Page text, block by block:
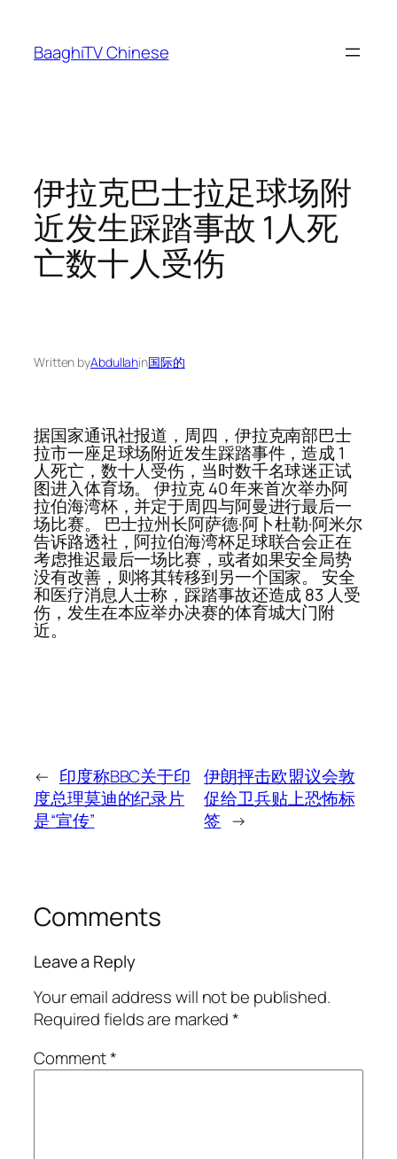
content
BaaghiTV Chinese
伊拉克巴士拉足球场附
近发生踩踏事故 1人死
亡数十人受伤
Written byAbdullahin国际的
据国家通讯社报道，周四，伊拉克南部巴士
拉市一座足球场附近发生踩踏事件，造成 1
人死亡，数十人受伤，当时数千名球迷正试
图进入体育场。 伊拉克 40 年来首次举办阿
拉伯海湾杯，并定于周四与阿曼进行最后一
场比赛。 巴士拉州长阿萨德·阿卜杜勒·阿米尔
告诉路透社，阿拉伯海湾杯足球联合会正在
考虑推迟最后一场比赛，或者如果安全局势
没有改善，则将其转移到另一个国家。 安全
和医疗消息人士称，踩踏事故还造成 83 人受
伤，发生在本应举办决赛的体育城大门附
近。
← 印度称BBC关于印
度总理莫迪的纪录片
是“宣传”
伊朗抨击欧盟议会敦
促给卫兵贴上恐怖标
签 →
Comments
Leave a Reply
Your email address will not be published.
Required fields are marked*
Comment*